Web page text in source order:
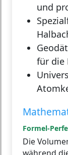
und
für die
Formel-
Die